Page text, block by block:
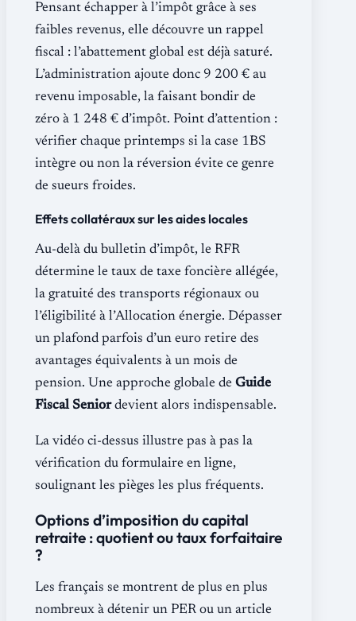
Pensant échapper à l’impôt grâce à ses
faibles revenus, elle découvre un rappel
fiscal : l’abattement global est déjà saturé.
L’administration ajoute donc 9 200 € au
revenu imposable, la faisant bondir de
zéro à 1 248 € d’impôt. Point d’attention :
vérifier chaque printemps si la case 1BS
intègre ou non la réversion évite ce genre
de sueurs froides.
Effets collatéraux sur les aides locales
Au-delà du bulletin d’impôt, le RFR
détermine le taux de taxe foncière allégée,
la gratuité des transports régionaux ou
l’éligibilité à l’Allocation énergie. Dépasser
un plafond parfois d’un euro retire des
avantages équivalents à un mois de
pension. Une approche globale de Guide
Fiscal Seniordevient alors indispensable.
La vidéo ci-dessus illustre pas à pas la
vérification du formulaire en ligne,
soulignant les pièges les plus fréquents.
Options d’imposition du capital
retraite : quotient ou taux forfaitaire
?
Les français se montrent de plus en plus
nombreux à détenir un PER ou un article